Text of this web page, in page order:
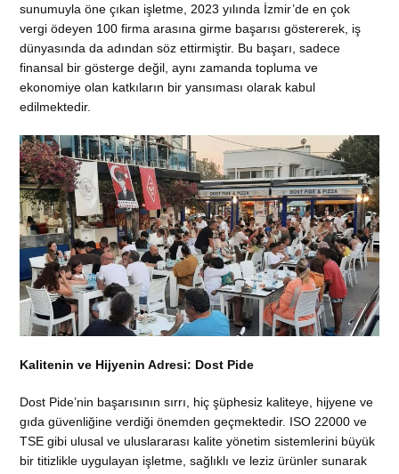
sunumuyla öne çıkan işletme, 2023 yılında İzmir’de en çok
vergi ödeyen 100 firma arasına girme başarısı göstererek, iş
dünyasında da adından söz ettirmiştir. Bu başarı, sadece
finansal bir gösterge değil, aynı zamanda topluma ve
ekonomiye olan katkıların bir yansıması olarak kabul
edilmektedir.
Kalitenin ve Hijyenin Adresi: Dost Pide
Dost Pide’nin başarısının sırrı, hiç şüphesiz kaliteye, hijyene ve
gıda güvenliğine verdiği önemden geçmektedir. ISO 22000 ve
TSE gibi ulusal ve uluslararası kalite yönetim sistemlerini büyük
bir titizlikle uygulayan işletme, sağlıklı ve leziz ürünler sunarak